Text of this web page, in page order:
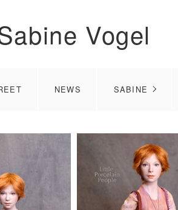
Vogel
NEWS SABINE